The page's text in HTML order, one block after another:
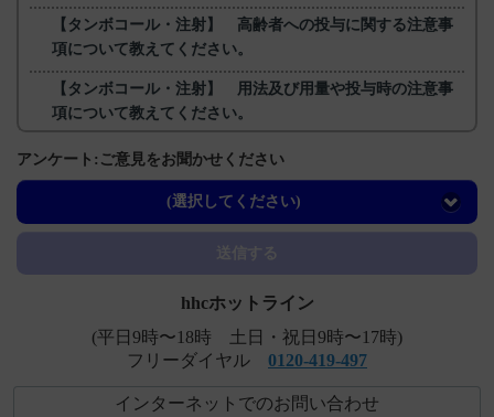
【タンボコール・注射】 高齢者への投与に関する注意事
項について教えてください。
【タンボコール・注射】 用法及び用量や投与時の注意事
項について教えてください。
【タンボコール・錠・細粒】 禁忌とその設定理由につい
て教えてください。
【タンボコール・注射】 小児への投与に関する注意事項
アンケート:ご意見をお聞かせください
(選択してください)
hhcホットライン
(平日9時〜18時 土日・祝日9時〜17時)
フリーダイヤル 0120-419-497
インターネットでのお問い合わせ